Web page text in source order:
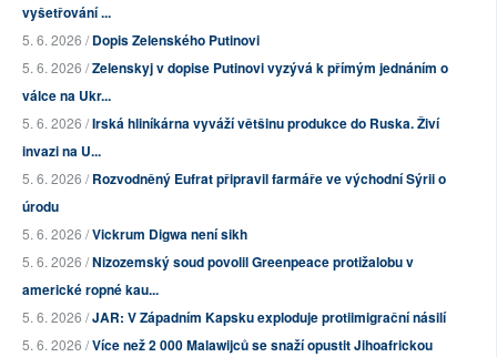
vyšetřování ...
5. 6. 2026 /Dopis Zelenského Putinovi
5. 6. 2026 /Zelenskyj v dopise Putinovi vyzývá k přímým jednáním o
válce na Ukr...
5. 6. 2026 /Irská hliníkárna vyváží většinu produkce do Ruska. Živí
invazi na U...
5. 6. 2026 /Rozvodněný Eufrat připravil farmáře ve východní Sýrii o
úrodu
5. 6. 2026 /Vickrum Digwa není sikh
5. 6. 2026 /Nizozemský soud povolil Greenpeace protižalobu v
americké ropné kau...
5. 6. 2026 /JAR: V Západním Kapsku exploduje protiimigrační násilí
5. 6. 2026 /Více než 2 000 Malawijců se snaží opustit Jihoafrickou